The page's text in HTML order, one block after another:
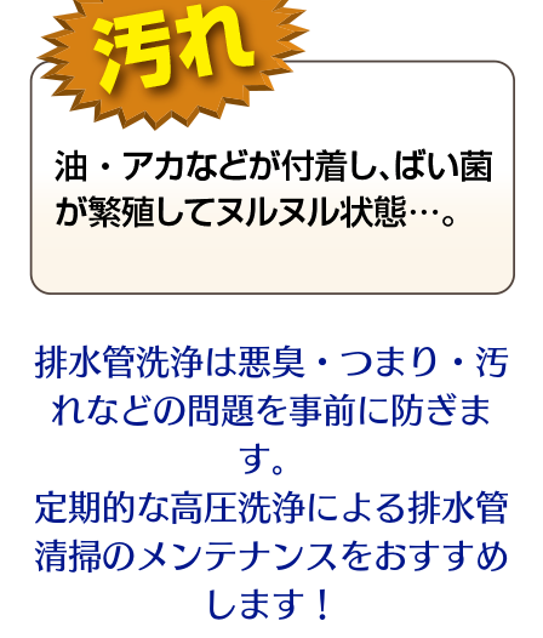
排水管洗浄は悪臭・つまり・汚
れなどの問題を事前に防ぎま
す。
定期的な高圧洗浄による排水管
清掃のメンテナンスをおすすめ
します！